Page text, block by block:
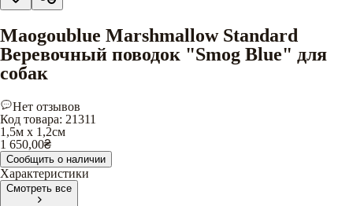
Maogoublue Marshmallow Standard
Веревочный поводок "Smog Blue" для
собак
Нет отзывов
Код товара: 21311
1,5м х 1,2см
1 650,00₴
Сообщить о наличии
Характеристики
Смотреть все